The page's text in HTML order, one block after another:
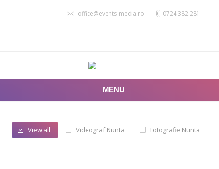
office@events-media.ro 0724.382.281
MENU
View all Videograf Nunta Fotografie Nunta